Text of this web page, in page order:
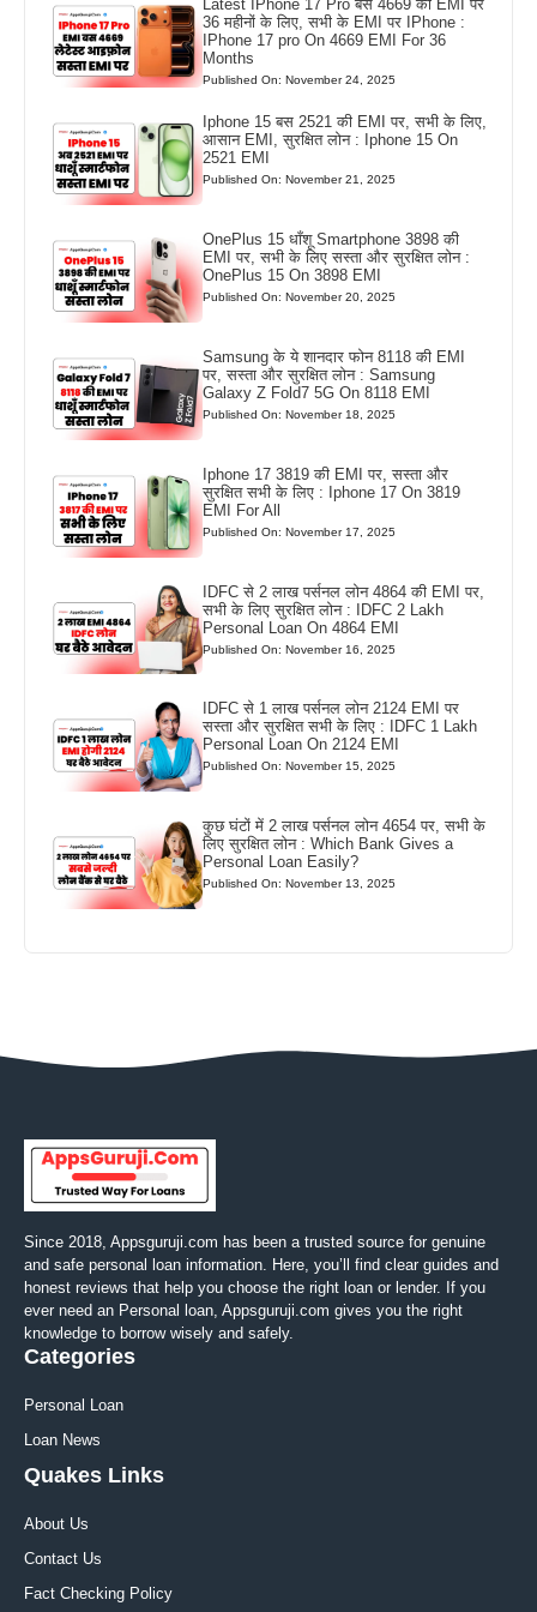
Latest IPhone 17 Pro बस 4669 की EMI पर
36 महीनों के लिए, सभी के EMI पर IPhone :
IPhone 17 pro On 4669 EMI For 36
Months
Published On: November 24, 2025
Iphone 15 बस 2521 की EMI पर, सभी के लिए,
आसान EMI, सुरक्षित लोन : Iphone 15 On
2521 EMI
Published On: November 21, 2025
OnePlus 15 धाँशू Smartphone 3898 की
EMI पर, सभी के लिए सस्ता और सुरक्षित लोन :
OnePlus 15 On 3898 EMI
Published On: November 20, 2025
Samsung के ये शानदार फोन 8118 की EMI
पर, सस्ता और सुरक्षित लोन : Samsung
Galaxy Z Fold7 5G On 8118 EMI
Published On: November 18, 2025
Iphone 17 3819 की EMI पर, सस्ता और
सुरक्षित सभी के लिए : Iphone 17 On 3819
EMI For All
Published On: November 17, 2025
IDFC से 2 लाख पर्सनल लोन 4864 की EMI पर,
सभी के लिए सुरक्षित लोन : IDFC 2 Lakh
Personal Loan On 4864 EMI
Published On: November 16, 2025
IDFC से 1 लाख पर्सनल लोन 2124 EMI पर
सस्ता और सुरक्षित सभी के लिए : IDFC 1 Lakh
Personal Loan On 2124 EMI
Published On: November 15, 2025
कुछ घंटों में 2 लाख पर्सनल लोन 4654 पर, सभी के
लिए सुरक्षित लोन : Which Bank Gives a
Personal Loan Easily?
Published On: November 13, 2025
Since 2018, Appsguruji.com has been a trusted source for genuine
and safe personal loan information. Here, you’ll find clear guides and
honest reviews that help you choose the right loan or lender. If you
ever need an Personal loan, Appsguruji.com gives you the right
knowledge to borrow wisely and safely.
Categories
Personal Loan
Loan News
Quakes Links
About Us
Contact Us
Fact Checking Policy